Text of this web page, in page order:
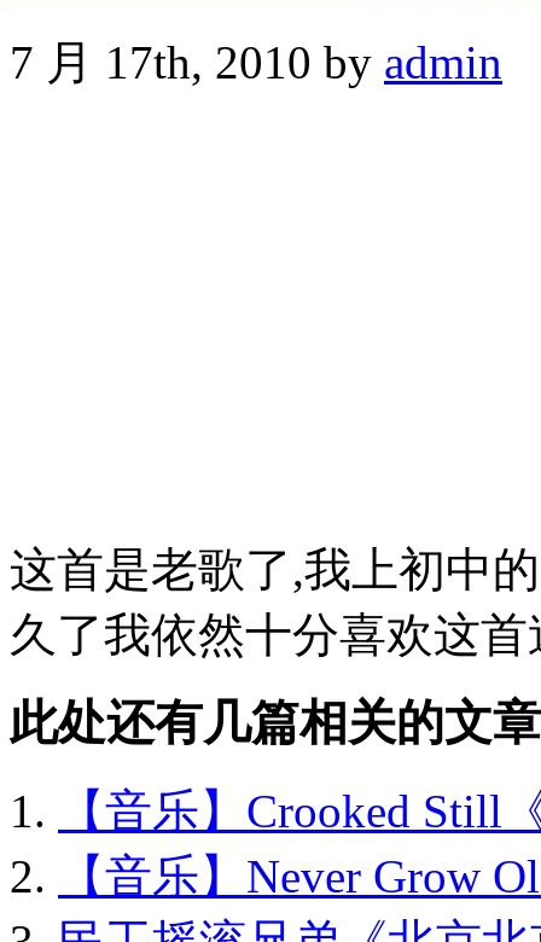
7 月 17th, 2010 by admin
这首是老歌了,我上初中
久了我依然十分喜欢这
此处还有几篇相关的文
【音乐】Crooked Still
【音乐】Never